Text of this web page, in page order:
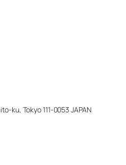
ku, Tokyo 111-0053 JAPAN